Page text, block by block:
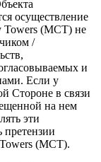
осуществление
Towers (МСТ) не
/
и
Если у
Стороне в связи
на нем
эти
претензии
Towers (МСТ).